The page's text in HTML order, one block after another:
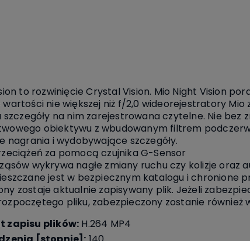
to rozwinięcie Crystal Vision. Mio Night Vision
nie większej niż f/2,0 wideorejestratory Mio
szczegóły na nim zarejestrowana czytelne. Nie bez
obiektywu z wbudowanym filtrem
nagrania i wydobywające szczegóły.
za pomocą czujnika G-Sensor
wykrywa nagłe zmiany ruchu czy kolizje
jest w bezpiecznym katalogu i chronione
zostaje aktualnie zapisywany plik. Jeżeli
pliku, zabezpieczony zostanie również
zapisu plików: H.264 MP4